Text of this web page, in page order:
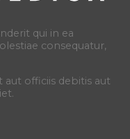
qui in ea
consequatur,
officiis debitis aut